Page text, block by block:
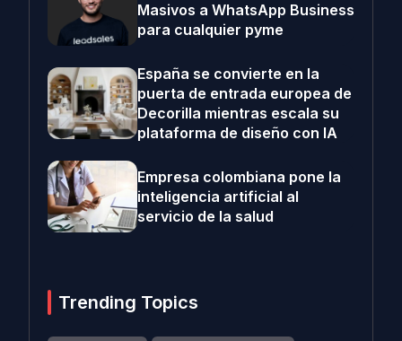
Masivos a WhatsApp Business
para cualquier pyme
España se convierte en la
puerta de entrada europea de
Decorilla mientras escala su
plataforma de diseño con IA
Empresa colombiana pone la
inteligencia artificial al
servicio de la salud
Trending Topics